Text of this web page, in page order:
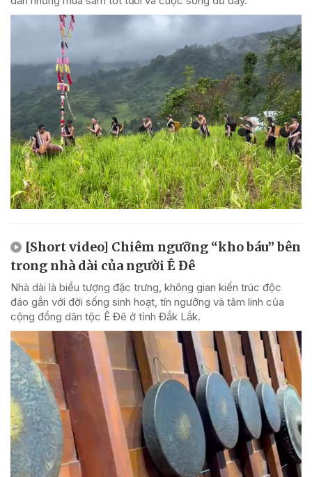
[Short video] Chiêm ngưỡng “kho báu” bên
trong nhà dài của người Ê Đê
Nhà dài là biểu tượng đặc trưng, không gian kiến trúc độc
đáo gắn với đời sống sinh hoạt, tín ngưỡng và tâm linh của
cộng đồng dân tộc Ê Đê ở tỉnh Đắk Lắk.